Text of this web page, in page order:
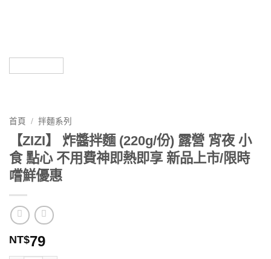
首頁 / 拌麵系列
【ZIZI】 炸醬拌麵 (220g/份) 露營 宵夜 小
食 點心 不用費神即熱即享 新品上市/限時
嚐鮮優惠
NT$79